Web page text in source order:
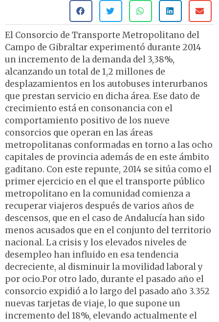
El Consorcio de Transporte Metropolitano del
Campo de Gibraltar experimentó durante 2014
un incremento de la demanda del 3,38%,
alcanzando un total de 1,2 millones de
desplazamientos en los autobuses interurbanos
que prestan servicio en dicha área. Ese dato de
crecimiento está en consonancia con el
comportamiento positivo de los nueve
consorcios que operan en las áreas
metropolitanas conformadas en torno a las ocho
capitales de provincia además de en este ámbito
gaditano. Con este repunte, 2014 se sitúa como el
primer ejercicio en el que el transporte público
metropolitano en la comunidad comienza a
recuperar viajeros después de varios años de
descensos, que en el caso de Andalucía han sido
menos acusados que en el conjunto del territorio
nacional. La crisis y los elevados niveles de
desempleo han influido en esa tendencia
decreciente, al disminuir la movilidad laboral y
por ocio.Por otro lado, durante el pasado año el
consorcio expidió a lo largo del pasado año 3.352
nuevas tarjetas de viaje, lo que supone un
incremento del 18%, elevando actualmente el